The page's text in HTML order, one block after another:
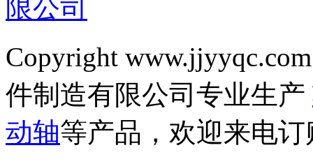
Copyright
件制造有限公司专业生产
动轴等产品，欢迎来电订